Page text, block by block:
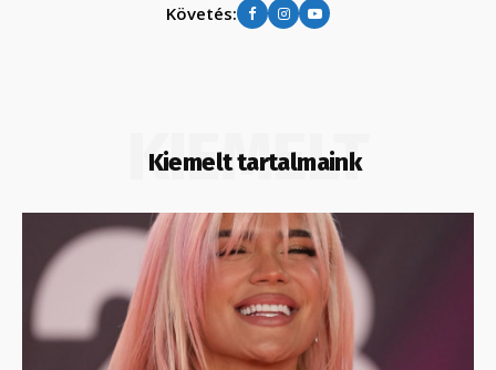
Követés:
Kiemelt tartalmaink
KIEMELT